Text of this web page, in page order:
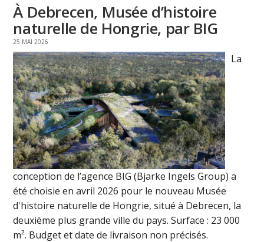
À Debrecen, Musée d’histoire
naturelle de Hongrie, par BIG
25 MAI 2026
La
conception de l’agence BIG (Bjarke Ingels Group) a
été choisie en avril 2026 pour le nouveau Musée
d'histoire naturelle de Hongrie, situé à Debrecen, la
deuxième plus grande ville du pays. Surface : 23 000
m². Budget et date de livraison non précisés.